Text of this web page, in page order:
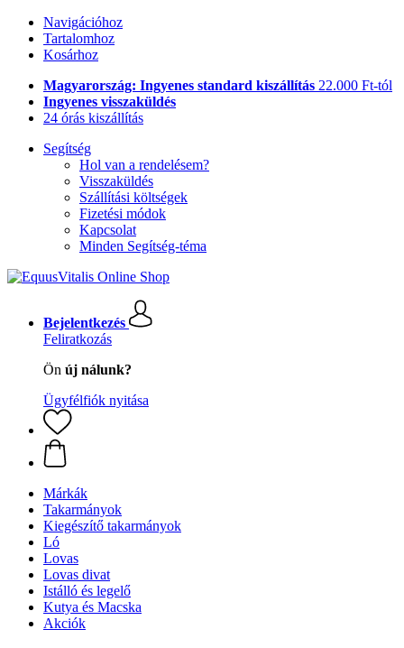
Navigációhoz
Tartalomhoz
Kosárhoz
Magyarország: Ingyenes standard kiszállítás 22.000 Ft-tól
Ingyenes visszaküldés
24 órás kiszállítás
Segítség
Hol van a rendelésem?
Visszaküldés
Szállítási költségek
Fizetési módok
Kapcsolat
Minden Segítség-téma
Bejelentkezés
Feliratkozás
Ön új nálunk?
Ügyfélfiók nyitása
Márkák
Takarmányok
Kiegészítő takarmányok
Ló
Lovas
Lovas divat
Istálló és legelő
Kutya és Macska
Akciók